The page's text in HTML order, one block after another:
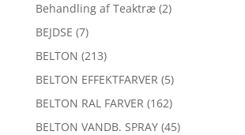
Behandling af Teaktræ (2)
BEJDSE (7)
BELTON (213)
BELTON EFFEKTFARVER (5)
BELTON RAL FARVER (162)
BELTON VANDB. SPRAY (45)